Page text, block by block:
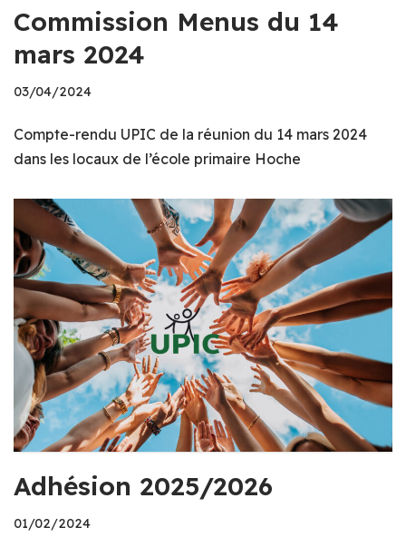
Commission Menus du 14
mars 2024
03/04/2024
Compte-rendu UPIC de la réunion du 14 mars 2024
dans les locaux de l’école primaire Hoche
Adhésion 2025/2026
01/02/2024